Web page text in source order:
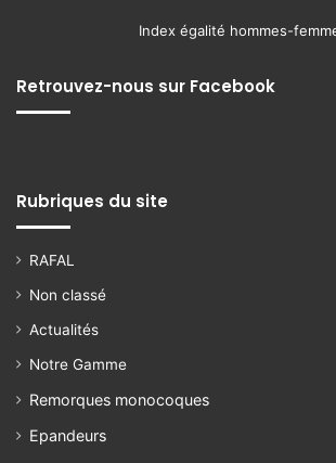
Index égalité hommes-
Retrouvez-nous sur Facebook
Rubriques du site
RAFAL
Non classé
Actualités
Notre Gamme
Remorques monocoques
Epandeurs